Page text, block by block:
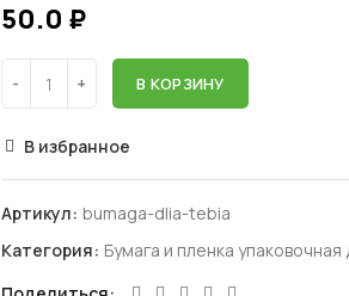
50.0 ₽
В КОРЗИНУ
В избранное
Артикул: bumaga-dlia-tebia
Категория: Бумага и пленка